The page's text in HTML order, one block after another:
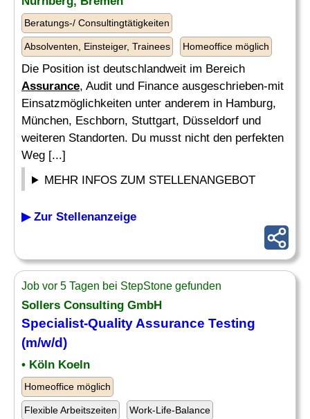
Beratungs-/ Consultingtätigkeiten
Absolventen, Einsteiger, Trainees Homeoffice möglich
Die Position ist deutschlandweit im Bereich
Assurance, Audit und Finance ausgeschrieben-mit
Einsatzmöglichkeiten unter anderem in Hamburg,
München, Eschborn, Stuttgart, Düsseldorf und
weiteren Standorten. Du musst nicht den perfekten
Weg [...]
MEHR INFOS ZUM STELLENANGEBOT
▶ Zur Stellenanzeige
Job vor 5 Tagen bei StepStone gefunden
Sollers Consulting GmbH
Specialist-Quality Assurance Testing
(m/w/d)
• Köln Koeln
Homeoffice möglich
Flexible Arbeitszeiten Work-Life-Balance